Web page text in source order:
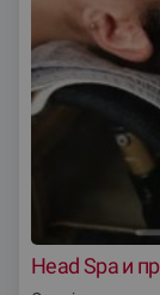
Head Spa и